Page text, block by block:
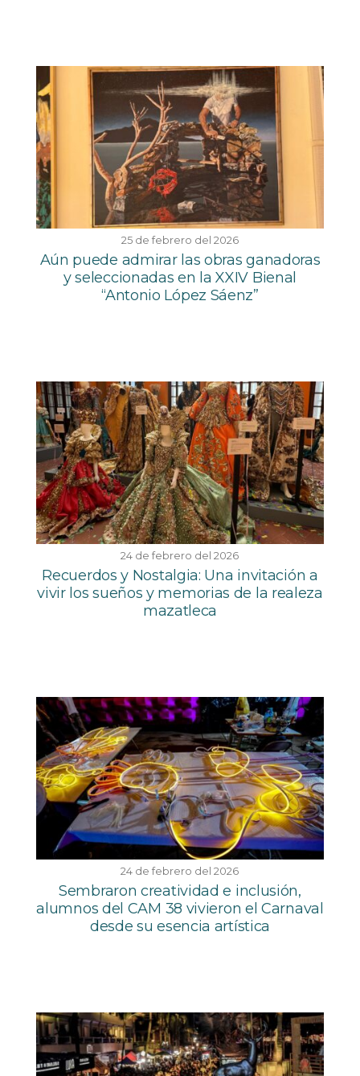
25 de febrero del 2026
Aún puede admirar las obras ganadoras
y seleccionadas en la XXIV Bienal
“Antonio López Sáenz”
24 de febrero del 2026
Recuerdos y Nostalgia: Una invitación a
vivir los sueños y memorias de la realeza
mazatleca
24 de febrero del 2026
Sembraron creatividad e inclusión,
alumnos del CAM 38 vivieron el Carnaval
desde su esencia artística